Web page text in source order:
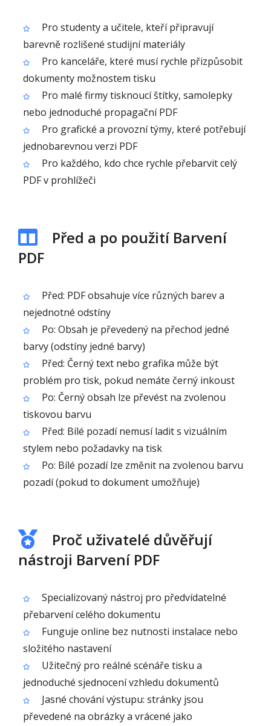
Pro studenty a učitele, kteří připravují
barevně rozlišené studijní materiály
Pro kanceláře, které musí rychle přizpůsobit
dokumenty možnostem tisku
Pro malé firmy tisknoucí štítky, samolepky
nebo jednoduché propagační PDF
Pro grafické a provozní týmy, které potřebují
jednobarevnou verzi PDF
Pro každého, kdo chce rychle přebarvit celý
PDF v prohlížeči
Před a po použití Barvení
PDF
Před: PDF obsahuje více různých barev a
nejednotné odstíny
Po: Obsah je převedený na přechod jedné
barvy (odstíny jedné barvy)
Před: Černý text nebo grafika může být
problém pro tisk, pokud nemáte černý inkoust
Po: Černý obsah lze převést na zvolenou
tiskovou barvu
Před: Bílé pozadí nemusí ladit s vizuálním
stylem nebo požadavky na tisk
Po: Bílé pozadí lze změnit na zvolenou barvu
pozadí (pokud to dokument umožňuje)
Proč uživatelé důvěřují
nástroji Barvení PDF
Specializovaný nástroj pro předvídatelné
přebarvení celého dokumentu
Funguje online bez nutnosti instalace nebo
složitého nastavení
Užitečný pro reálné scénáře tisku a
jednoduché sjednocení vzhledu dokumentů
Jasné chování výstupu: stránky jsou
převedené na obrázky a vrácené jako